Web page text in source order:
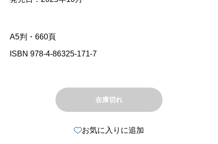
A5判・660頁
ISBN 978-4-86325-171-7
在庫切れ
お気に入りに追加